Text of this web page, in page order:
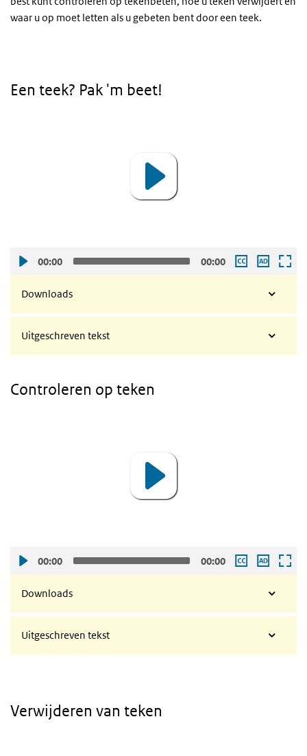
waar u op moet letten als u gebeten bent door een teek.
Een teek? Pak 'm beet!
00:00 00:00
Downloads
Uitgeschreven tekst
Controleren op teken
00:00 00:00
Downloads
Uitgeschreven tekst
Verwijderen van teken